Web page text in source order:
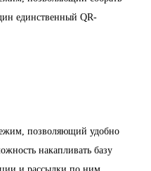
единственный QR-
позволяющий удобно
накапливать базу